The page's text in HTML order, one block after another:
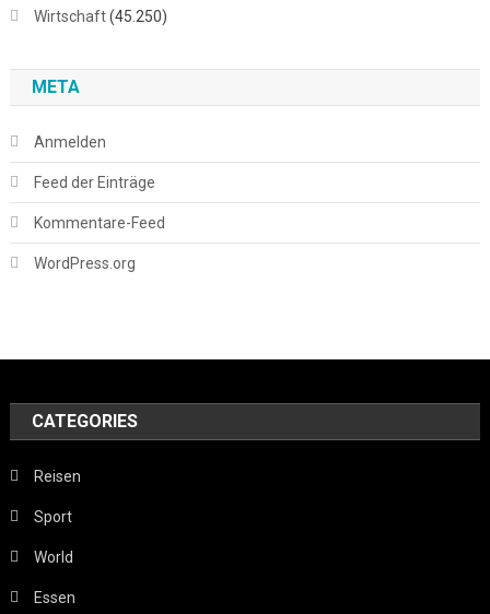
Wirtschaft(45.250)
META
Anmelden
Feed der Einträge
Kommentare-Feed
WordPress.org
CATEGORIES
Reisen
Sport
World
Essen